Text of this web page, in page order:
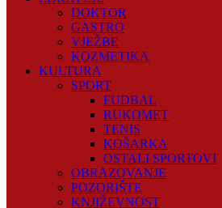
DOKTOR
GASTRO
VJEŽBE
KOZMETIKA
KULTURA
SPORT
FUDBAL
RUKOMET
TENIS
KOŠARKA
OSTALI SPORTOVI
OBRAZOVANJE
POZORIŠTE
KNJIŽEVNOST